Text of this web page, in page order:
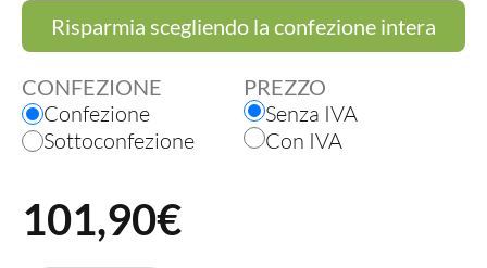
Risparmia scegliendo la confezione intera
CONFEZIONE PREZZO
Confezione
Sottoconfezione
Senza IVA
Con IVA
101,90€